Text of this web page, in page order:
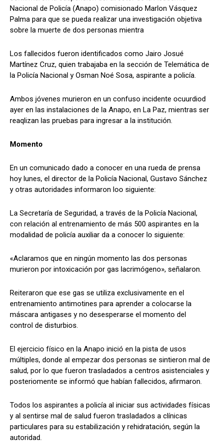
Comparta
Facebook X WhatsApp
Comparta
Facebook X WhatsApp
Nacional de Policía (Anapo) comisionado Marlon Vásquez
Palma para que se pueda realizar una investigación objetiva
sobre la muerte de dos personas mientra
Los fallecidos fueron identificados como Jairo Josué
Martínez Cruz, quien trabajaba en la sección de Telemática de
la Policía Nacional y Osman Noé Sosa, aspirante a policía.
Ambos jóvenes murieron en un confuso incidente ocuurdiod
ayer en las instalaciones de la Anapo, en La Paz, mientras ser
reaqlizan las pruebas para ingresar a la institución.
Momento
En un comunicado dado a conocer en una rueda de prensa
hoy lunes, el director de la Policía Nacional, Gustavo Sánchez
y otras autoridades informaron loo siguiente:
La Secretaría de Seguridad, a través de la Policía Nacional,
con relación al entrenamiento de más 500 aspirantes en la
modalidad de policía auxiliar da a conocer lo siguiente:
«Aclaramos que en ningún momento las dos personas
murieron por intoxicación por gas lacrimógeno», señalaron.
Reiteraron que ese gas se utiliza exclusivamente en el
entrenamiento antimotines para aprender a colocarse la
máscara antigases y no desesperarse el momento del
control de disturbios.
El ejercicio físico en la Anapo inició en la pista de usos
múltiples, donde al empezar dos personas se sintieron mal de
salud, por lo que fueron trasladados a centros asistenciales y
posteriomente se informó que habían fallecidos, afirmaron.
Todos los aspirantes a policía al iniciar sus actividades físicas
y al sentirse mal de salud fueron trasladados a clínicas
particulares para su estabilización y rehidratación, según la
autoridad.